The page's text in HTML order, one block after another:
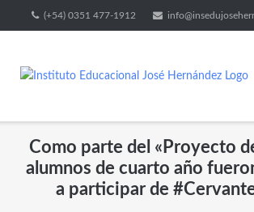
(+54) 0351 477-1912
Como parte del «Proyecto
alumnos de cuarto año
a participar de